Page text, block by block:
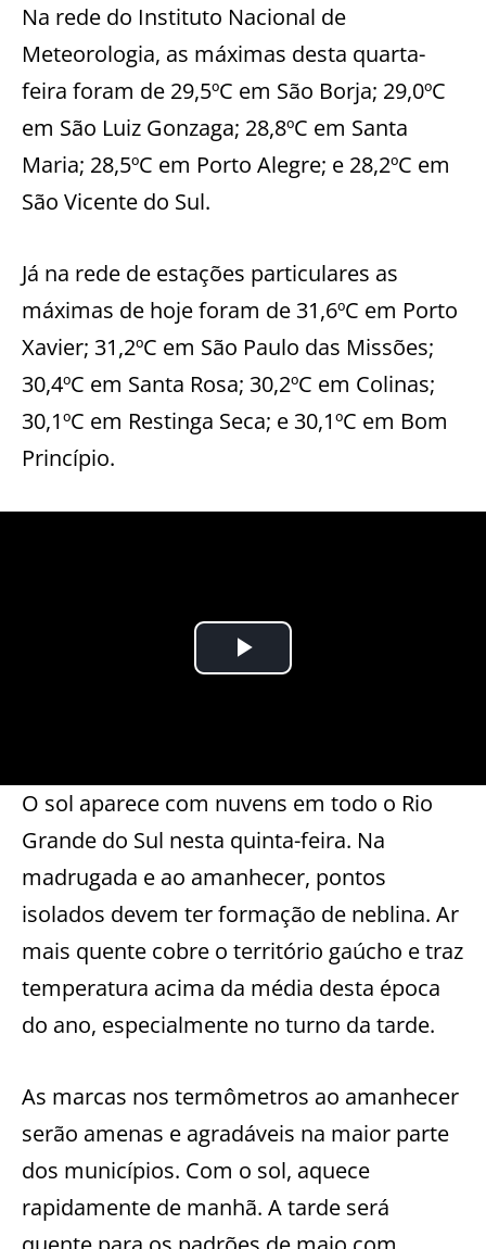
Na rede do Instituto Nacional de
Meteorologia, as máximas desta quarta-
feira foram de 29,5ºC em São Borja; 29,0ºC
em São Luiz Gonzaga; 28,8ºC em Santa
Maria; 28,5ºC em Porto Alegre; e 28,2ºC em
São Vicente do Sul.
Já na rede de estações particulares as
máximas de hoje foram de 31,6ºC em Porto
Xavier; 31,2ºC em São Paulo das Missões;
30,4ºC em Santa Rosa; 30,2ºC em Colinas;
30,1ºC em Restinga Seca; e 30,1ºC em Bom
Princípio.
O sol aparece com nuvens em todo o Rio
Grande do Sul nesta quinta-feira. Na
madrugada e ao amanhecer, pontos
isolados devem ter formação de neblina. Ar
mais quente cobre o território gaúcho e traz
temperatura acima da média desta época
do ano, especialmente no turno da tarde.
As marcas nos termômetros ao amanhecer
serão amenas e agradáveis na maior parte
dos municípios. Com o sol, aquece
rapidamente de manhã. A tarde será